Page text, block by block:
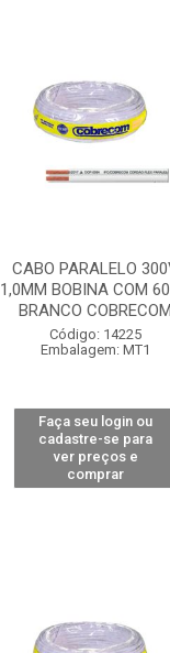
CABO PARALELO
1,0MM BOBINA COM
BRANCO COBRECOM
Código: 14225
Embalagem: MT1
Faça seu login ou
cadastre-se para
ver preços e
comprar